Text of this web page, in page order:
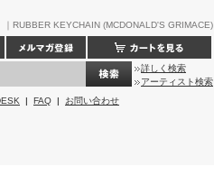
｜RUBBER KEYCHAIN (MCDONALD'S GRIMACE)
詳しく検索
アーティスト検索
| FAQ | お問い合わせ